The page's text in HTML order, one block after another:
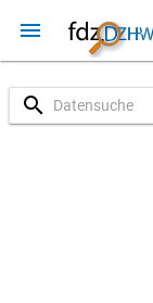
menu
search